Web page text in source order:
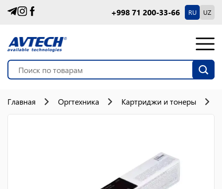
+998 71 200-33-66 RU UZ
Главная Оргтехника Картриджи и тонеры